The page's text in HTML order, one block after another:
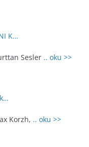
K…
Sesler .. oku >>
Korzh, .. oku >>